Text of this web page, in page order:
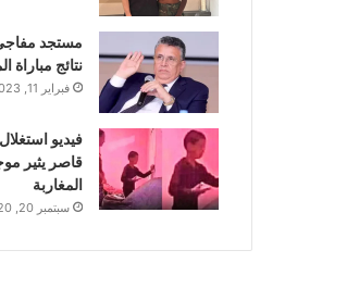
مستجد
نتائج مباراة
فبراير 11, 2023
فيديو
قاصر يثير
المغاربة
سبتمبر 20, 2020